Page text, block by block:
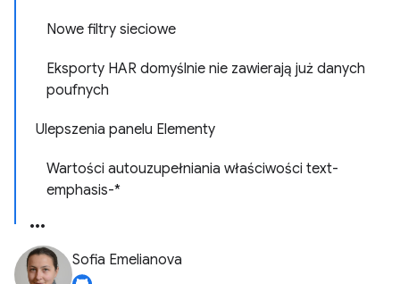
Nowe filtry sieciowe
Eksporty HAR domyślnie nie zawierają już danych
poufnych
Ulepszenia panelu Elementy
Wartości autouzupełniania właściwości text-
emphasis-*
Sofia Emelianova